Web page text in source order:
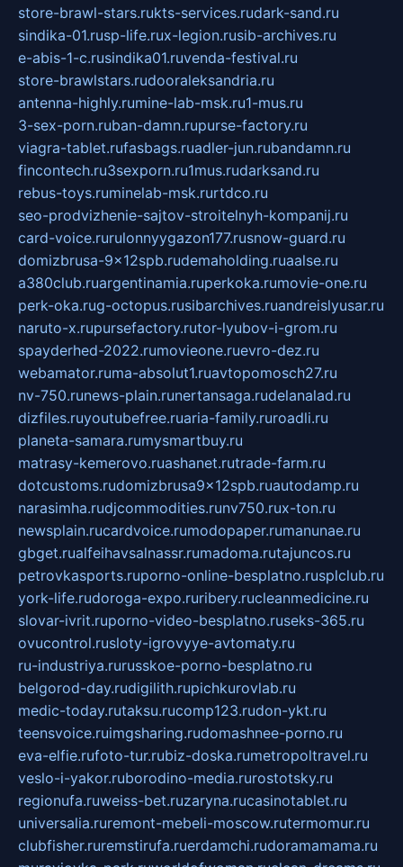
store-brawl-stars.rukts-services.rudark-sand.ru
sindika-01.rusp-life.rux-legion.rusib-archives.ru
e-abis-1-c.rusindika01.ruvenda-festival.ru
store-brawlstars.rudooraleksandria.ru
antenna-highly.rumine-lab-msk.ru1-mus.ru
3-sex-porn.ruban-damn.rupurse-factory.ru
viagra-tablet.rufasbags.ruadler-jun.rubandamn.ru
fincontech.ru3sexporn.ru1mus.rudarksand.ru
rebus-toys.ruminelab-msk.rurtdco.ru
seo-prodvizhenie-sajtov-stroitelnyh-kompanij.ru
card-voice.rurulonnyygazon177.rusnow-guard.ru
domizbrusa-9x12spb.rudemaholding.ruaalse.ru
a380club.ruargentinamia.ruperkoka.rumovie-one.ru
perk-oka.rug-octopus.rusibarchives.ruandreislyusar.ru
naruto-x.rupursefactory.rutor-lyubov-i-grom.ru
spayderhed-2022.rumovieone.ruevro-dez.ru
webamator.ruma-absolut1.ruavtopomosch27.ru
nv-750.runews-plain.runertansaga.rudelanalad.ru
dizfiles.ruyoutubefree.ruaria-family.ruroadli.ru
planeta-samara.rumysmartbuy.ru
matrasy-kemerovo.ruashanet.rutrade-farm.ru
dotcustoms.rudomizbrusa9x12spb.ruautodamp.ru
narasimha.rudjcommodities.runv750.rux-ton.ru
newsplain.rucardvoice.rumodopaper.rumanunae.ru
gbget.rualfeihavsalnassr.rumadoma.rutajuncos.ru
petrovkasports.ruporno-online-besplatno.rusplclub.ru
york-life.rudoroga-expo.ruribery.rucleanmedicine.ru
slovar-ivrit.ruporno-video-besplatno.ruseks-365.ru
ovucontrol.rusloty-igrovyye-avtomaty.ru
ru-industriya.rurusskoe-porno-besplatno.ru
belgorod-day.rudigilith.rupichkurovlab.ru
medic-today.rutaksu.rucomp123.rudon-ykt.ru
teensvoice.ruimgsharing.rudomashnee-porno.ru
eva-elfie.rufoto-tur.rubiz-doska.rumetropoltravel.ru
veslo-i-yakor.ruborodino-media.rurostotsky.ru
regionufa.ruweiss-bet.ruzaryna.rucasinotablet.ru
universalia.ruremont-mebeli-moscow.rutermomur.ru
clubfisher.ruremstirufa.ruerdamchi.rudoramamama.ru